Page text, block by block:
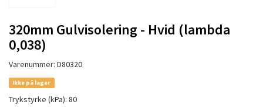
320mm Gulvisolering - Hvid (lambda
0,038)
Varenummer: D80320
Ikke på lager
Trykstyrke (kPa): 80